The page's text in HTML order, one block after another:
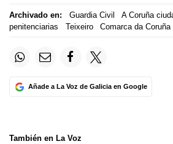
Archivado en: Guardia Civil A Coruña
penitenciarias
Teixeiro Comarca da Coruña
Añade a La Voz de Galicia en Google
También en La Voz